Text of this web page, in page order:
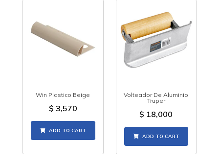
Win Plastico Beige
$ 3,570
ADD TO CART
Volteador De Aluminio
Truper
$ 18,000
ADD TO CART